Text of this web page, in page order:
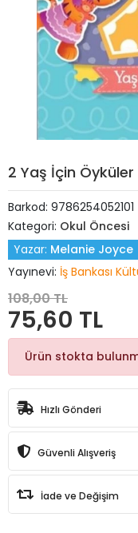
2 Yaş İçin Öyküler
Barkod: 9786254052101
Kategori: Okul Öncesi
Yazar: Melanie Joyce
Yayınevi: İş Bankası
108,00 TL
75,60 TL
Ürün stokta
Hızlı Gönderi
Güvenli Alışveriş
İade ve Değişim